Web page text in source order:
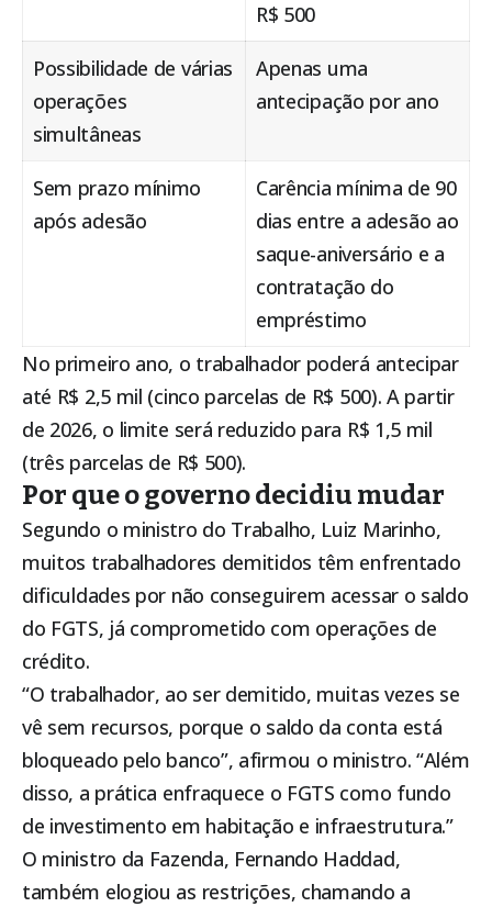
R$ 500
Possibilidade de várias
operações
simultâneas
Apenas uma
antecipação por ano
Sem prazo mínimo
após adesão
Carência mínima de 90
dias entre a adesão ao
saque-aniversário e a
contratação do
empréstimo
No primeiro ano, o trabalhador poderá antecipar
até R$ 2,5 mil (cinco parcelas de R$ 500). A partir
de 2026, o limite será reduzido para R$ 1,5 mil
(três parcelas de R$ 500).
Por que o governo decidiu mudar
Segundo o ministro do Trabalho, Luiz Marinho,
muitos trabalhadores demitidos têm enfrentado
dificuldades por não conseguirem acessar o saldo
do FGTS, já comprometido com operações de
crédito.
“O trabalhador, ao ser demitido, muitas vezes se
vê sem recursos, porque o saldo da conta está
bloqueado pelo banco”, afirmou o ministro. “Além
disso, a prática enfraquece o FGTS como fundo
de investimento em habitação e infraestrutura.”
O ministro da Fazenda, Fernando Haddad,
também elogiou as restrições, chamando a